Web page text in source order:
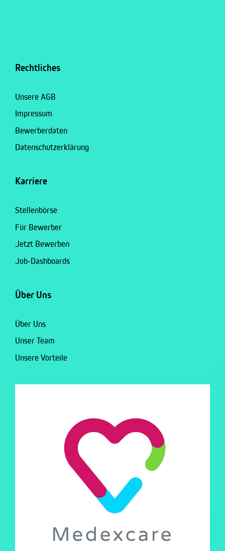
Rechtliches
Unsere AGB
Impressum
Bewerberdaten
Datenschutzerklärung
Karriere
Stellenbörse
Für Bewerber
Jetzt Bewerben
Job-Dashboards
Über Uns
Über Uns
Unser Team
Unsere Vorteile